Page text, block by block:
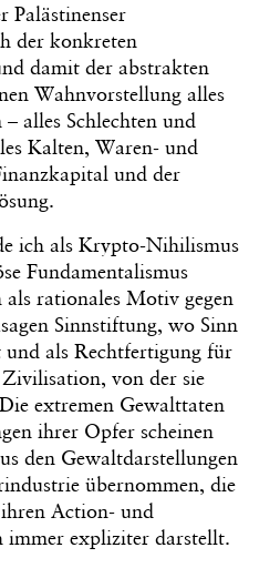
Palästinenser
der konkreten
damit der abstrakten
Wahnvorstellung alles
alles Schlechten und
Kalten, Waren- und
und der
ich als Krypto-Nihilismus
Fundamentalismus
als rationales Motiv gegen
Sinnstiftung, wo Sinn
als Rechtfertigung für
Zivilisation, von der sie
extremen Gewalttaten
ihrer Opfer scheinen
den Gewaltdarstellungen
übernommen, die
Action- und
immer expliziter darstellt.